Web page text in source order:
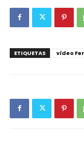
ETIQUETAS vídeo